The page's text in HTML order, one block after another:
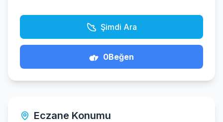
Şimdi Ara
0Beğen
Eczane Konumu